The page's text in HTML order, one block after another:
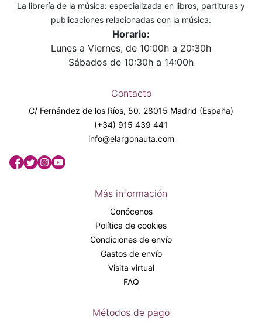
La librería de la música: especializada en libros, partituras y
publicaciones relacionadas con la música.
Horario:
Lunes a Viernes, de 10:00h a 20:30h
Sábados de 10:30h a 14:00h
Contacto
C/ Fernández de los Ríos, 50. 28015 Madrid (España)
(+34) 915 439 441
info@elargonauta.com
Más información
Conócenos
Política de cookies
Condiciones de envío
Gastos de envío
Visita virtual
FAQ
Métodos de pago